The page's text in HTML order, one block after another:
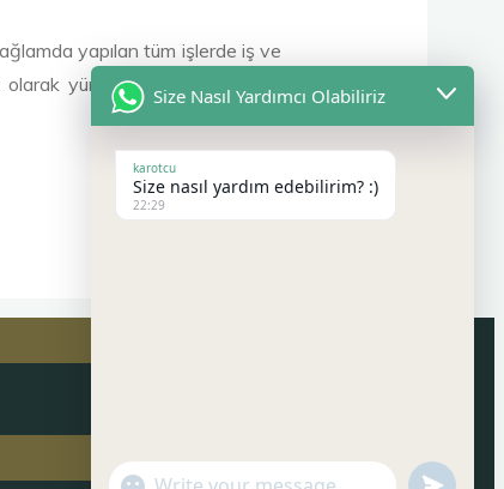
yapılan tüm işlerde iş ve
yürümesi için gerekli tüm
Size Nasıl Yardımcı Olabiliriz
karotcu
Size nasıl yardım edebilirim? :)
22:29
"+chaty_settings.lang.emoji_picker+" undefined